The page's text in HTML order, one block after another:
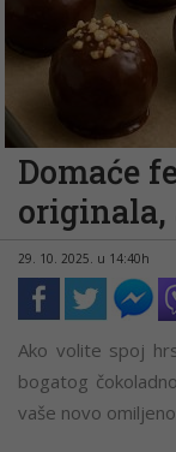
Domaće
originala,
29. 10. 2025. u 14:40h
Ako volite spoj
bogatog
vaše novo